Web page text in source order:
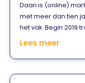
Booming geeft
advies aan de
internetretailers van
Daan is (online)
met meer dan tien
het vak. Begin 2019
schoenen aan en
in die periode
Lees meer